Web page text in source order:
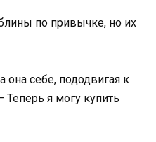
по привычке, но их
она себе, пододвигая к
Теперь я могу купить